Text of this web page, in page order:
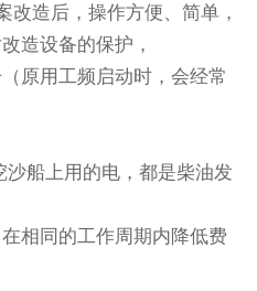
改造后，操作方便、简单，
造设备的保护，
原用工频启动时，会经常
沙船上用的电，都是柴油发
相同的工作周期内降低费